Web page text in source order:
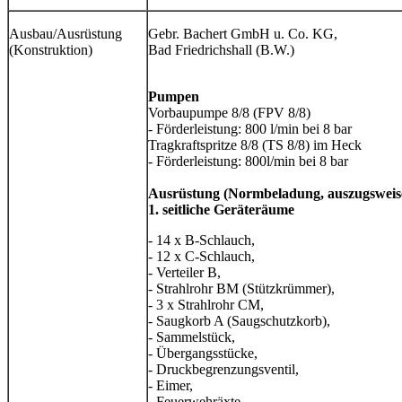
Ausbau/Ausrüstung
(Konstruktion)
Gebr. Bachert GmbH u. Co. KG,
Bad Friedrichshall (B.W.)
Pumpen
Vorbaupumpe 8/8 (FPV 8/8)
- Förderleistung: 800 l/min bei 8 bar
Tragkraftspritze 8/8 (TS 8/8) im Heck
- Förderleistung: 800l/min bei 8 bar
Ausrüstung (Normbeladung,
1. seitliche Geräteräume
- 14 x B-Schlauch,
- 12 x C-Schlauch,
- Verteiler B,
- Strahlrohr BM (Stützkrümmer),
- 3 x Strahlrohr CM,
- Saugkorb A (Saugschutzkorb),
- Sammelstück,
- Übergangsstücke,
- Druckbegrenzungsventil,
- Eimer,